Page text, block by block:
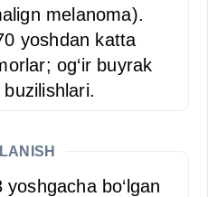
melanoma).
yoshdan katta
og‘ir buyrak
bo‘lgan